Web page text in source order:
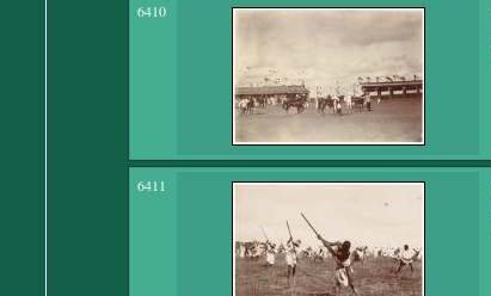
6410
6411